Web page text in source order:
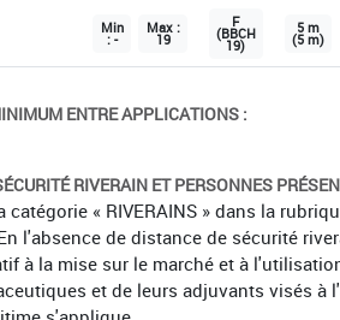
Min
: -
Max :
19
F
(BBCH
19)
5 m
(5 m)
ENTRE APPLICATIONS :
RIVERAIN ET PERSONNES
catégorie « RIVERAINS » dans la
l'absence de distance de sécurité
à la mise sur le marché et à
et de leurs adjuvants visés à